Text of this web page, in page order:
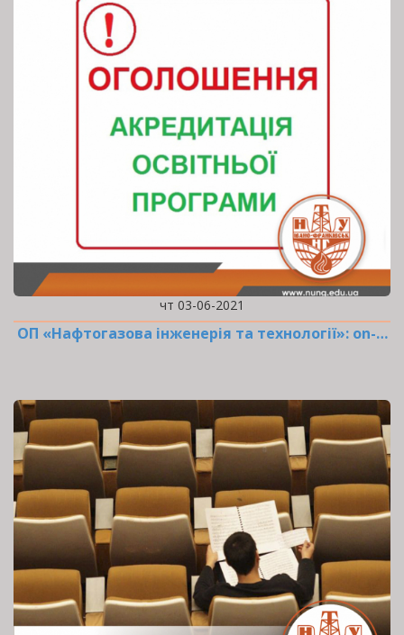
чт 03-06-2021
ОП «Нафтогазова інженерія та технології»: оn-…